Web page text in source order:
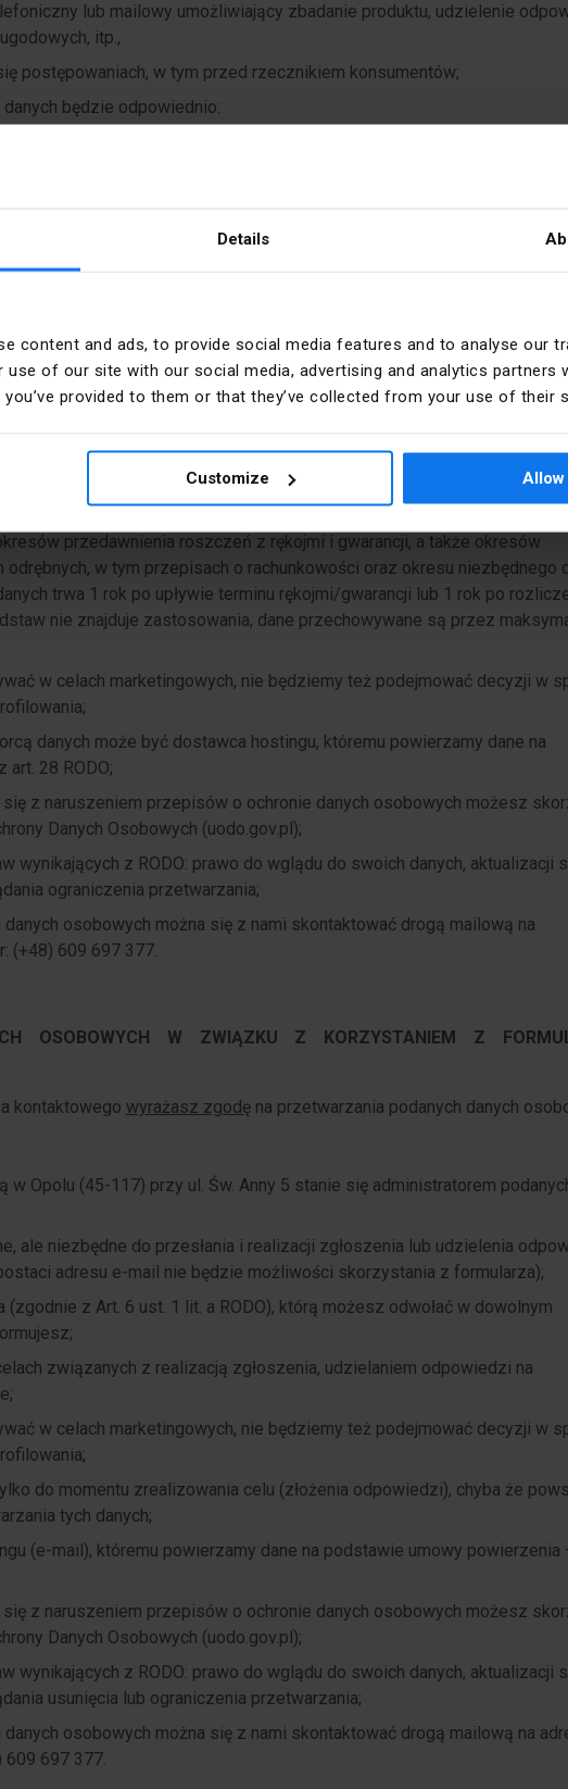
Details
content and ads, to provide social media features and to analyse our
of our site with our social media, advertising and analytics partners
provided to them or that they’ve collected from your use of their
Customize Allow
lub mailowy umożliwiający zbadanie produktu, udzielenie
itp.,
postępowaniach, w tym przed rzecznikiem konsumentów;
będzie odpowiednio:
gwarancyjnego (Art. 6 ust. 1 lit. b RODO),
ciążącego na administratorze (Art. 6 ust. 1 lit. c RODO) - przepisy
wady produktów i gwarancji jakości oraz art. 74 ust. 2 pkt 6 ustawy o
uzasadnionych interesów realizowanych przez administratora w
reklamacyjnych, kontroli prawidłowości prowadzenia postępowania
(Art. 6 ust. 1 lit. f RODO);
odwołania od odmowy uwzględnienia reklamacji oraz okres
reklamacji,
reklamacyjnego,
itp. prowadzonych przez właściwe organy publiczne;
okres niezbędny do realizacji ww. celów, z uwzględnieniem okresu
przedawnienia roszczeń z rękojmi i gwarancji, a także okresów
w tym przepisach o rachunkowości oraz okresu niezbędnego
trwa 1 rok po upływie terminu rękojmi/gwarancji lub 1 rok po
nie znajduje zastosowania, dane przechowywane są przez
w celach marketingowych, nie będziemy też podejmować decyzji w
danych może być dostawca hostingu, któremu powierzamy dane na
28 RODO;
z naruszeniem przepisów o ochronie danych osobowych możesz
Danych Osobowych (uodo.gov.pl);
wynikających z RODO: prawo do wglądu do swoich danych, aktualizacji
ograniczenia przetwarzania;
osobowych można się z nami skontaktować drogą mailową na
(+48) 609 697 377.
OSOBOWYCH W ZWIĄZKU Z KORZYSTANIEM Z
kontaktowego wyrażasz zgodęna przetwarzania podanych danych
Opolu (45-117) przy ul. Św. Anny 5 stanie się administratorem
ale niezbędne do przesłania i realizacji zgłoszenia lub udzielenia
adresu e-mail nie będzie możliwości skorzystania z formularza);
z Art. 6 ust. 1 lit. a RODO), którą możesz odwołać w dowolnym
związanych z realizacją zgłoszenia, udzielaniem odpowiedzi na
w celach marketingowych, nie będziemy też podejmować decyzji w
do momentu zrealizowania celu (złożenia odpowiedzi), chyba że
tych danych;
(e-mail), któremu powierzamy dane na podstawie umowy powierzenia
z naruszeniem przepisów o ochronie danych osobowych możesz
Danych Osobowych (uodo.gov.pl);
wynikających z RODO: prawo do wglądu do swoich danych, aktualizacji
usunięcia lub ograniczenia przetwarzania;
osobowych można się z nami skontaktować drogą mailową na
609 697 377.